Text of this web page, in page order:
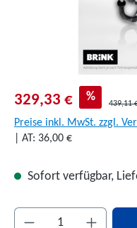
329,33 € % 439,11
Preise inkl. MwSt. zzgl.
| AT: 36,00 €
Sofort verfügbar,
Produkt Anzahl: